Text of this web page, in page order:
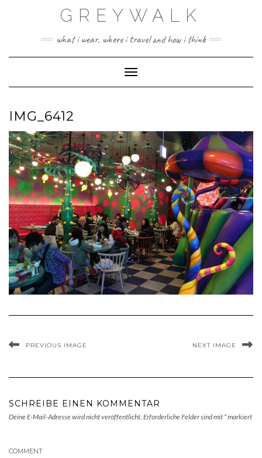
GREYWALK
what i wear, where i travel and how i think
Toggle Navigation
IMG_6412
PREVIOUS IMAGE NEXT IMAGE
SCHREIBE EINEN KOMMENTAR
Deine E-Mail-Adresse wird nicht veröffentlicht. Erforderliche Felder sind mit *markiert
COMMENT